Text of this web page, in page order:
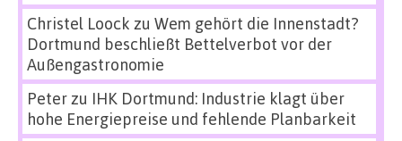
Christel Loock zu Wem gehört die Innenstadt?
Dortmund beschließt Bettelverbot vor der
Außengastronomie
Peterzu IHK Dortmund: Industrie klagt über
hohe Energiepreise und fehlende Planbarkeit